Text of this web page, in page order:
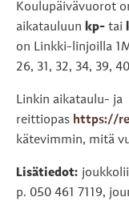
Koulupäivävuorot
aikatauluun kp- tai
on Linkki-linjoilla
26, 31, 32, 34, 39,
Linkin aikataulu- ja
reittiopas https://
kätevimmin, mitä
Lisätiedot:
p. 050 461 7119,